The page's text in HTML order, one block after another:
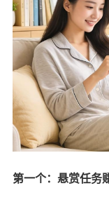
第一个：悬赏任务